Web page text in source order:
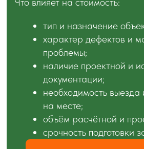
ТОО «PolyJet»
050016, г. Алматы, Медеуский
р-н, ул. Кунаева, д. 1
Контакты